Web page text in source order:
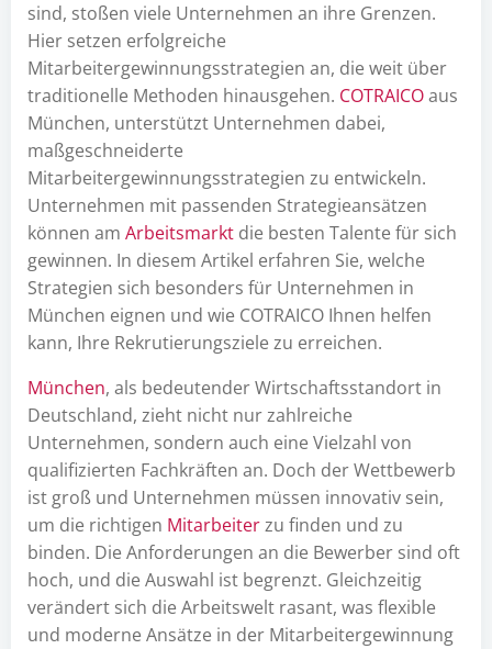
sind, stoßen viele Unternehmen an ihre Grenzen.
Hier setzen erfolgreiche
Mitarbeitergewinnungsstrategien an, die weit über
traditionelle Methoden hinausgehen. COTRAICOaus
München, unterstützt Unternehmen dabei,
maßgeschneiderte
Mitarbeitergewinnungsstrategien zu entwickeln.
Unternehmen mit passenden Strategieansätzen
können am Arbeitsmarkt die besten Talente für sich
gewinnen. In diesem Artikel erfahren Sie, welche
Strategien sich besonders für Unternehmen in
München eignen und wie COTRAICO Ihnen helfen
kann, Ihre Rekrutierungsziele zu erreichen.
München, als bedeutender Wirtschaftsstandort in
Deutschland, zieht nicht nur zahlreiche
Unternehmen, sondern auch eine Vielzahl von
qualifizierten Fachkräften an. Doch der Wettbewerb
ist groß und Unternehmen müssen innovativ sein,
um die richtigen Mitarbeiterzu finden und zu
binden. Die Anforderungen an die Bewerber sind oft
hoch, und die Auswahl ist begrenzt. Gleichzeitig
verändert sich die Arbeitswelt rasant, was flexible
und moderne Ansätze in der Mitarbeitergewinnung